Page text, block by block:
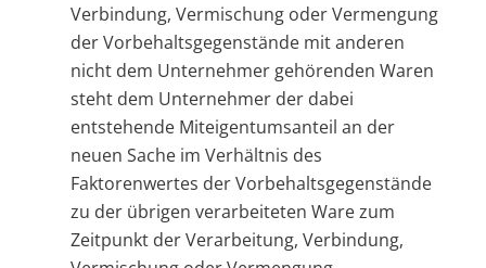
Verbindung, Vermischung oder Vermengung
der Vorbehaltsgegenstände mit anderen
nicht dem Unternehmer gehörenden Waren
steht dem Unternehmer der dabei
entstehende Miteigentumsanteil an der
neuen Sache im Verhältnis des
Faktorenwertes der Vorbehaltsgegenstände
zu der übrigen verarbeiteten Ware zum
Zeitpunkt der Verarbeitung, Verbindung,